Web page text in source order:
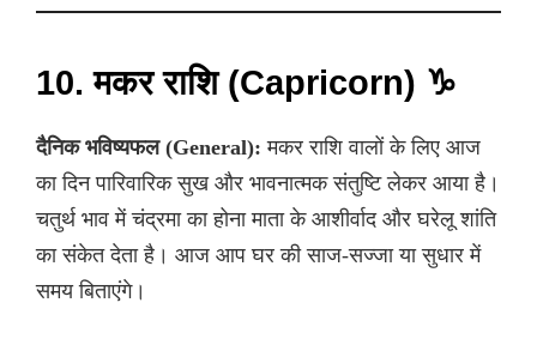
10. मकर राशि (Capricorn) ♑
दैनिक भविष्यफल (General): मकर राशि वालों के लिए आज
का दिन पारिवारिक सुख और भावनात्मक संतुष्टि लेकर आया है।
चतुर्थ भाव में चंद्रमा का होना माता के आशीर्वाद और घरेलू शांति
का संकेत देता है। आज आप घर की साज-सज्जा या सुधार में
समय बिताएंगे।